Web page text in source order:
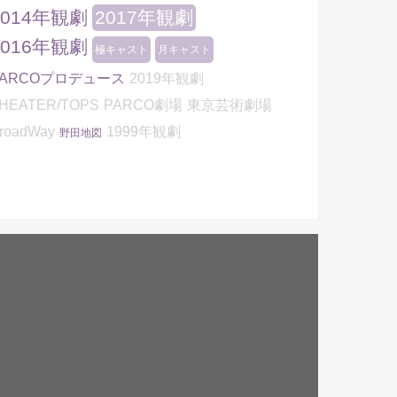
年観劇 2017年観劇
年観劇
極キャスト 月キャスト
プロデュース 2019年観劇
TOPS PARCO劇場 東京芸術劇場
野田地図 1999年観劇